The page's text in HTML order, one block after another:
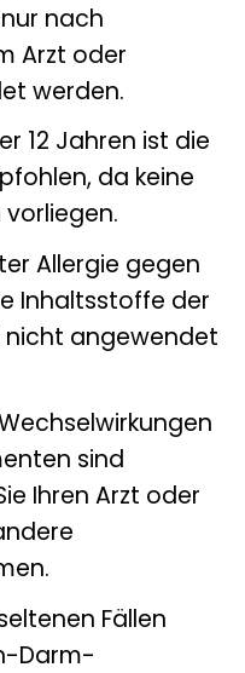
nach
Arzt oder
werden.
12 Jahren ist die
da keine
Allergie gegen
Inhaltsstoffe der
nicht angewendet
sind
Ihren Arzt oder
Fällen
Darm-